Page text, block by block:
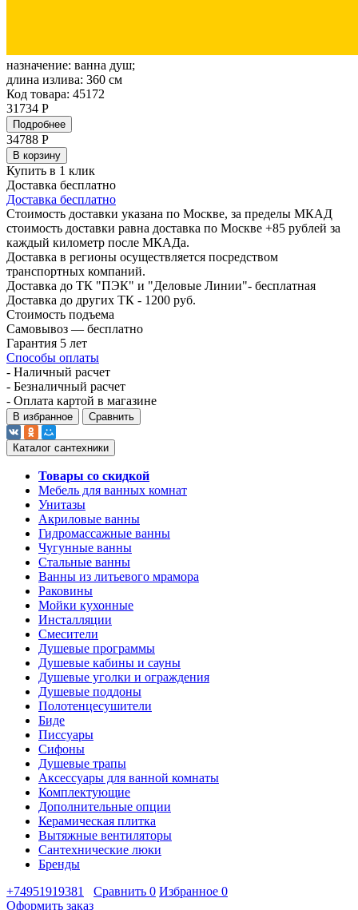
назначение: ванна душ;
длина излива: 360 см
Код товара: 45172
31734 Р
Подробнее
34788 Р
В корзину
Купить в 1 клик
Доставка бесплатно
Доставка бесплатно
Стоимость доставки указана по Москве, за пределы МКАД
стоимость доставки равна доставка по Москве +85 рублей за
каждый километр после МКАДа.
Доставка в регионы осуществляется посредством
транспортных компаний.
Доставка до ТК "ПЭК" и "Деловые Линии"- бесплатная
Доставка до других ТК - 1200 руб.
Стоимость подъема
Самовывоз — бесплатно
Гарантия 5 лет
Способы оплаты
- Наличный расчет
- Безналичный расчет
- Оплата картой в магазине
В избранное Сравнить
Каталог сантехники
Товары со скидкой
Мебель для ванных комнат
Унитазы
Акриловые ванны
Гидромассажные ванны
Чугунные ванны
Стальные ванны
Ванны из литьевого мрамора
Раковины
Мойки кухонные
Инсталляции
Смесители
Душевые программы
Душевые кабины и сауны
Душевые уголки и ограждения
Душевые поддоны
Полотенцесушители
Биде
Писсуары
Сифоны
Душевые трапы
Аксессуары для ванной комнаты
Комплектующие
Дополнительные опции
Керамическая плитка
Вытяжные вентиляторы
Сантехнические люки
Бренды
+74951919381
Сравнить 0 Избранное 0
Оформить заказ